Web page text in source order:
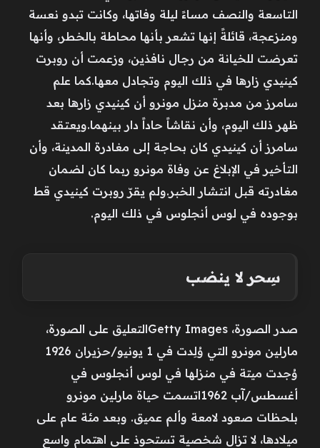
التاسعة والنصف مساءً ليلة وفاتها، وكانت تبدو نعسة
ومنزعجة، قائلةً إنها تشعر بأنها محاطة بالخطر، وأنها
تعرضت للخيانة من رجال نافذين، وزعمت أن روبرت
كينيدي زارها في ذلك اليوم وتجادل معها.كما علم
سامرز من مدبرة منزل مونرو أن كينيدي زارها بعد
ظهر ذلك اليوم، وأن نقاشاً حاداً دار بينهما.ويعتقد
سامرز أن كينيدي كان بحاجة إلى مغادرة المدينة، وأن
التأخير في الإبلاغ عن وفاة مونرو ربما كان لضمان
مغادرته قبل انتشار الخبر.ولم يقرّ روبرت كينيدي قط
بوجوده في لوس أنجلوس في ذلك اليوم.
سِحر لا ينضب
صدر الصورة، Getty Imagesالتعليق على الصورة،
مارلين مونرو التي وُلِدت في 1 يونيو/حزيران 1926
وُجدت ميتة في منزلها في لوس أنجلوس في
أغسطس/آب 1962اتسمت حياة مارلين مونرو
بلحظات صعود لامعة وألم عميق. وبعد مئة عام على
ميلادها، لا تزال شخصية تستحوذ على اهتمام واسع